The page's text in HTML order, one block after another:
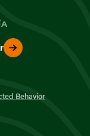
Behavior